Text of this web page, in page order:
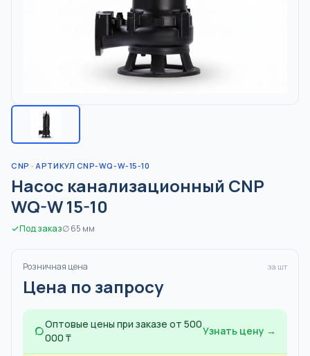
CNP · АРТИКУЛ CNP-WQ-W-15-10
Насос канализационный CNP
WQ-W 15-10
Под заказ∅65 мм
Розничная цена за шт
Цена по запросу
Оптовые цены при заказе от 500
000 ₸
Узнать цену →